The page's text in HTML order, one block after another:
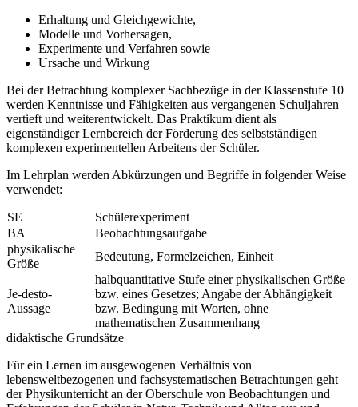
Erhaltung und Gleichgewichte,
Modelle und Vorhersagen,
Experimente und Verfahren sowie
Ursache und Wirkung
Bei der Betrachtung komplexer Sachbezüge in der Klassenstufe 10
werden Kenntnisse und Fähigkeiten aus vergangenen Schuljahren
vertieft und weiterentwickelt. Das Praktikum dient als
eigenständiger Lernbereich der Förderung des selbstständigen
komplexen experimentellen Arbeitens der Schüler.
Im Lehrplan werden Abkürzungen und Begriffe in folgender Weise
verwendet:
SE
Schülerexperiment
BA
Beobachtungsaufgabe
physikalische
Größe
Bedeutung, Formelzeichen, Einheit
Je-desto-
Aussage
halbquantitative Stufe einer physikalischen Größe
bzw. eines Gesetzes; Angabe der Abhängigkeit
bzw. Bedingung mit Worten, ohne
mathematischen Zusammenhang
didaktische Grundsätze
Für ein Lernen im ausgewogenen Verhältnis von
lebensweltbezogenen und fachsystematischen Betrachtungen geht
der Physikunterricht an der Oberschule von Beobachtungen und